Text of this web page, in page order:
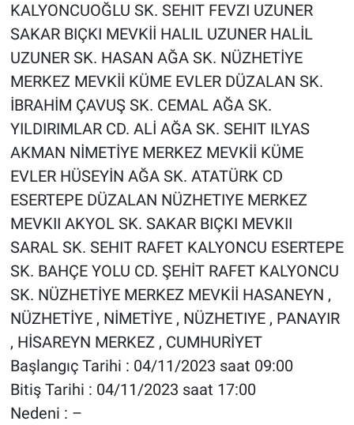
KALYONCUOĞLU SK. SEHIT FEVZI UZUNER
SAKAR BIÇKI MEVKİİ HALIL UZUNER HALİL
UZUNER SK. HASAN AĞA SK. NÜZHETİYE
MERKEZ MEVKİİ KÜME EVLER DÜZALAN SK.
İBRAHİM ÇAVUŞ SK. CEMAL AĞA SK.
YILDIRIMLAR CD. ALİ AĞA SK. SEHIT ILYAS
AKMAN NİMETİYE MERKEZ MEVKİİ KÜME
EVLER HÜSEYİN AĞA SK. ATATÜRK CD
ESERTEPE DÜZALAN NÜZHETIYE MERKEZ
MEVKII AKYOL SK. SAKAR BIÇKI MEVKII
SARAL SK. SEHIT RAFET KALYONCU ESERTEPE
SK. BAHÇE YOLU CD. ŞEHİT RAFET KALYONCU
SK. NÜZHETİYE MERKEZ MEVKİİ HASANEYN ,
NÜZHETİYE , NİMETİYE , NÜZHETIYE , PANAYIR
, HİSAREYN MERKEZ , CUMHURİYET
Başlangıç Tarihi : 04/11/2023 saat 09:00
Bitiş Tarihi : 04/11/2023 saat 17:00
Nedeni : –